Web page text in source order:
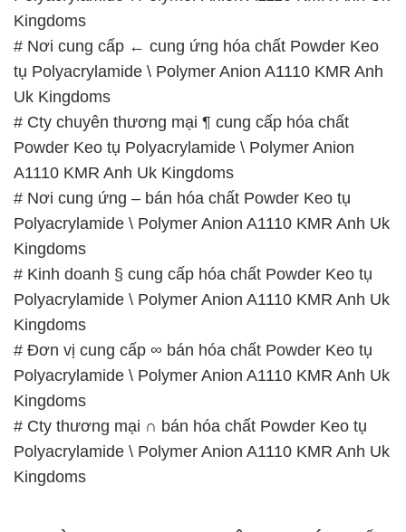
# Cty chuyên thương mại ¶ cung cấp hóa chất
Powder Keo tụ Polyacrylamide \ Polymer Anion
A1110 KMR Anh Uk Kingdoms
# Nơi cung ứng – bán hóa chất Powder Keo tụ
Polyacrylamide \ Polymer Anion A1110 KMR Anh Uk
Kingdoms
# Kinh doanh § cung cấp hóa chất Powder Keo tụ
Polyacrylamide \ Polymer Anion A1110 KMR Anh Uk
Kingdoms
# Đơn vị cung cấp ∞ bán hóa chất Powder Keo tụ
Polyacrylamide \ Polymer Anion A1110 KMR Anh Uk
Kingdoms
# Cty thương mại ∩ bán hóa chất Powder Keo tụ
Polyacrylamide \ Polymer Anion A1110 KMR Anh Uk
Kingdoms
📞PHÒNG KINH DOANH – CÔNG TY HÓA CHẤT
ĐẮC TRƯỜNG PHÁT🌐
🌐 Website: https://hoachatviet.net/